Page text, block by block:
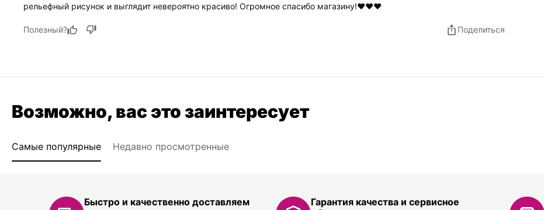
рельефный рисунок и выглядит невероятно красиво! Огромное спасибо магазину!❤️❤️❤️
Полезный? Поделиться
Возможно, вас это заинтересует
Самые популярные Недавно просмотренные
Быстро и качественно доставляем
Гарантия качества и сервисное